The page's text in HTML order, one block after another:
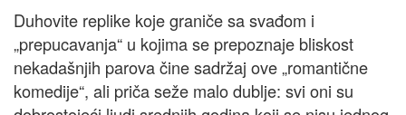
Duhovite replike koje graniče sa svađom i
„prepucavanja“ u kojima se prepoznaje bliskost
nekadašnjih parova čine sadržaj ove „romantične
komedije“, ali priča seže malo dublje: svi oni su